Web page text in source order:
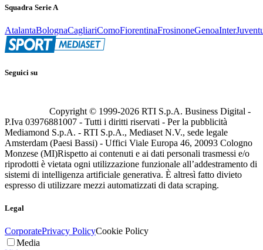
Squadra Serie A
AtalantaBolognaCagliariComoFiorentinaFrosinoneGenoaInter
Seguici su
Copyright © 1999-2026 RTI S.p.A. Business Digital -
P.Iva 03976881007 - Tutti i diritti riservati - Per la pubblicità
Mediamond S.p.A. - RTI S.p.A., Mediaset N.V., sede legale
Amsterdam (Paesi Bassi) - Uffici Viale Europa 46, 20093 Cologno
Monzese (MI)Rispetto ai contenuti e ai dati personali trasmessi e/o
riprodotti è vietata ogni utilizzazione funzionale all’addestramento di
sistemi di intelligenza artificiale generativa. È altresì fatto divieto
espresso di utilizzare mezzi automatizzati di data scraping.
Legal
CorporatePrivacy PolicyCookie Policy
Media